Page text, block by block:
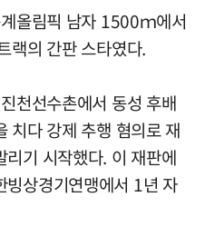
올림픽 남자 1500ｍ에서
랙의 간판 스타였다.
천선수촌에서 동성 후배
치다 강제 추행 혐의로 재
기 시작했다. 이 재판에
빙상경기연맹에서 1년 자